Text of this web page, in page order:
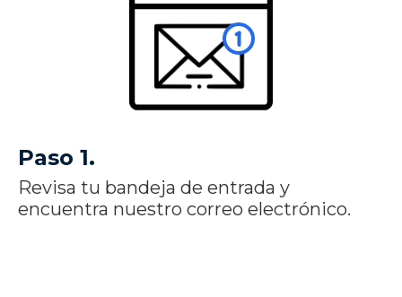
Paso 1.
Revisa tu bandeja de entrada y
encuentra nuestro correo electrónico.